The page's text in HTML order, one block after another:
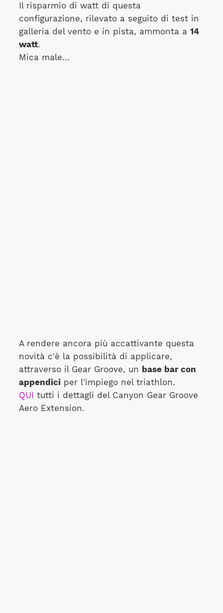
Il risparmio di watt di questa
configurazione, rilevato a seguito di test in
galleria del vento e in pista, ammonta a 14
watt.
Mica male...
A rendere ancora più accattivante questa
novità c'è la possibilità di applicare,
attraverso il Gear Groove, un base bar con
appendiciper l'impiego nel triathlon.
QUI tutti i dettagli del Canyon Gear Groove
Aero Extension.